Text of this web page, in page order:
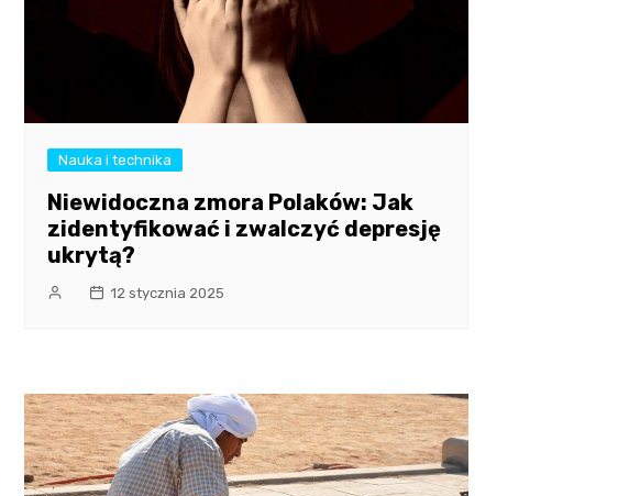
Nauka i technika
Niewidoczna zmora Polaków: Jak
zidentyfikować i zwalczyć depresję
ukrytą?
12 stycznia 2025